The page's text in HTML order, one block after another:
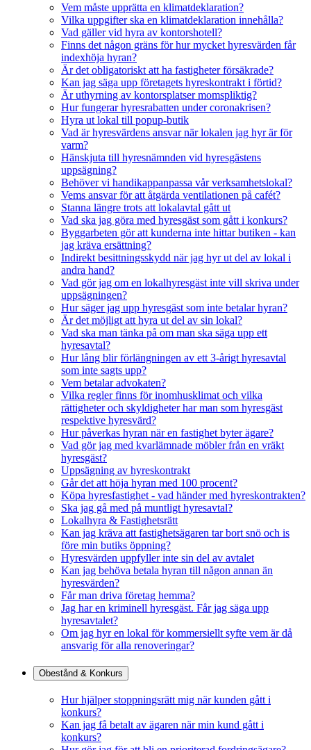
Vem måste upprätta en klimatdeklaration?
Vilka uppgifter ska en klimatdeklaration innehålla?
Vad gäller vid hyra av kontorshotell?
Finns det någon gräns för hur mycket hyresvärden får
indexhöja hyran?
Är det obligatoriskt att ha fastigheter försäkrade?
Kan jag säga upp företagets hyreskontrakt i förtid?
Är uthyrning av kontorsplatser momspliktig?
Hur fungerar hyresrabatten under coronakrisen?
Hyra ut lokal till popup-butik
Vad är hyresvärdens ansvar när lokalen jag hyr är för
varm?
Hänskjuta till hyresnämnden vid hyresgästens
uppsägning?
Behöver vi handikappanpassa vår verksamhetslokal?
Vems ansvar för att åtgärda ventilationen på cafét?
Stanna längre trots att lokalavtal gått ut
Vad ska jag göra med hyresgäst som gått i konkurs?
Byggarbeten gör att kunderna inte hittar butiken - kan
jag kräva ersättning?
Indirekt besittningsskydd när jag hyr ut del av lokal i
andra hand?
Vad gör jag om en lokalhyresgäst inte vill skriva under
uppsägningen?
Hur säger jag upp hyresgäst som inte betalar hyran?
Är det möjligt att hyra ut del av sin lokal?
Vad ska man tänka på om man ska säga upp ett
hyresavtal?
Hur lång blir förlängningen av ett 3-årigt hyresavtal
som inte sagts upp?
Vem betalar advokaten?
Vilka regler finns för inomhusklimat och vilka
rättigheter och skyldigheter har man som hyresgäst
respektive hyresvärd?
Hur påverkas hyran när en fastighet byter ägare?
Vad gör jag med kvarlämnade möbler från en vräkt
hyresgäst?
Uppsägning av hyreskontrakt
Går det att höja hyran med 100 procent?
Köpa hyresfastighet - vad händer med hyreskontrakten?
Ska jag gå med på muntligt hyresavtal?
Lokalhyra & Fastighetsrätt
Kan jag kräva att fastighetsägaren tar bort snö och is
före min butiks öppning?
Hyresvärden uppfyller inte sin del av avtalet
Kan jag behöva betala hyran till någon annan än
hyresvärden?
Får man driva företag hemma?
Jag har en kriminell hyresgäst. Får jag säga upp
hyresavtalet?
Om jag hyr en lokal för kommersiellt syfte vem är då
ansvarig för alla renoveringar?
Obestånd & Konkurs
Hur hjälper stoppningsrätt mig när kunden gått i
konkurs?
Kan jag få betalt av ägaren när min kund gått i
konkurs?